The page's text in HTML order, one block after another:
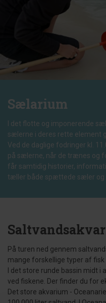
Sælarium
I det flotte og imponerende
sælerne i deres rette element
Ved de daglige fodringer kl.
på sælerne, når de trænes og
får samtidig historier,
tæller både spættede sæler og
På turen ned gennem
mange forskellige typer af fisk
I det store runde bassin midt
ved fiskene. Der finder du for
Det store akvarium -